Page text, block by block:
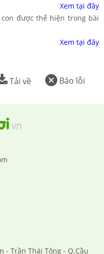
Xem tại đây
được thể hiện trong bài
Xem tại đây
Báo lỗi
Tải về
- Trần Thái Tông - Q.Cầu